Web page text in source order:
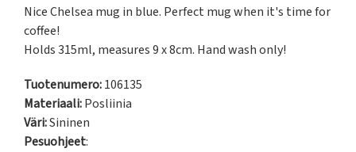
Nice Chelsea mug in blue. Perfect mug when it's time for
coffee!
Holds 315ml, measures 9 x 8cm. Hand wash only!
Tuotenumero:106135
Materiaali:Posliinia
Väri:Sininen
Pesuohjeet: